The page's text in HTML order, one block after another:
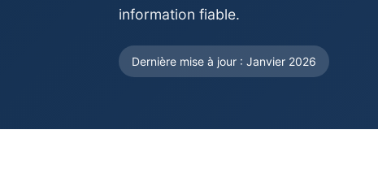
information fiable.
Dernière mise à jour : Janvier 2026